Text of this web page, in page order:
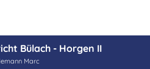
Bülach - Horgen II
Marc